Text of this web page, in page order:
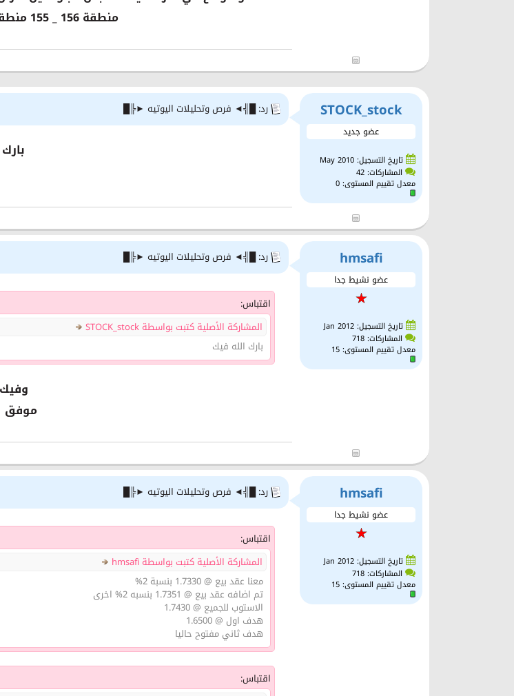
منطقة 156 _ 155 منطقه جيده للشراء ان شاء الله
STOCK_stock
عضو جديد
تاريخ التسجيل: May 2010
المشاركات: 42
معدل تقييم المستوى:0
رد: █╣◄ فرص وتحليلات اليوتيه ►╠█
hmsafi
عضو نشيط جدا
تاريخ التسجيل: Jan 2012
المشاركات: 718
معدل تقييم المستوى:15
رد: █╣◄ فرص وتحليلات اليوتيه ►╠█
اقتباس:
المشاركة الأصلية كتبت بواسطة STOCK_stock
بارك الله فيك
موفق
hmsafi
عضو نشيط جدا
تاريخ التسجيل: Jan 2012
المشاركات: 718
معدل تقييم المستوى:15
رد: █╣◄ فرص وتحليلات اليوتيه ►╠█
اقتباس:
المشاركة الأصلية كتبت بواسطة hmsafi
معنا عقد بيع @ 1.7330 بنسبة 2%
تم اضافه عقد بيع @ 1.7351 بنسبه 2% اخرى
الاستوب للجميع @ 1.7430
هدف اول @ 1.6500
هدف ثاني مفتوح حاليا
اقتباس: